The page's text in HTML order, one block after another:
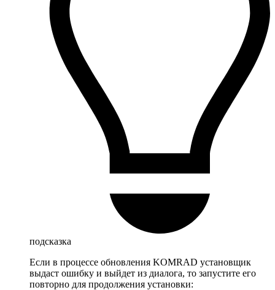
подсказка
Если в процессе обновления KOMRAD установщик
выдаст ошибку и выйдет из диалога, то запустите его
повторно для продолжения установки: